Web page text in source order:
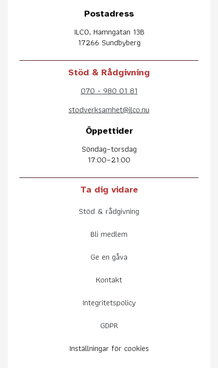
Postadress
ILCO, Hamngatan 13B
17266 Sundbyberg
Stöd & Rådgivning
070 - 980 01 81
stodverksamhet@ilco.nu
Öppettider
Söndag–torsdag
17:00–21:00
Ta dig vidare
Stöd & rådgivning
Bli medlem
Ge en gåva
Kontakt
Integritetspolicy
GDPR
Inställningar för cookies